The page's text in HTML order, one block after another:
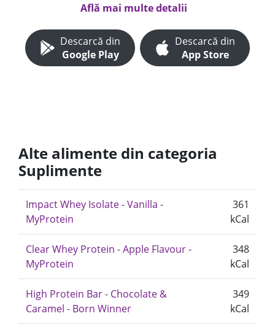
Află mai multe detalii
Descarcă din
Google Play
Descarcă din
App Store
Alte alimente din categoria
Suplimente
Impact Whey Isolate - Vanilla -
MyProtein
361
kCal
Clear Whey Protein - Apple Flavour -
MyProtein
348
kCal
High Protein Bar - Chocolate &
Caramel - Born Winner
349
kCal